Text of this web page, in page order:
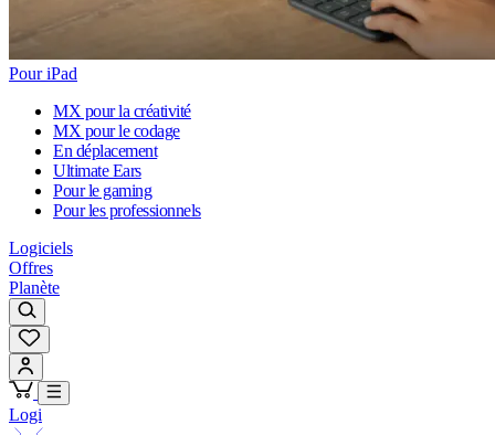
Pour iPad
MX pour la créativité
MX pour le codage
En déplacement
Ultimate Ears
Pour le gaming
Pour les professionnels
Logiciels
Offres
Planète
Logi